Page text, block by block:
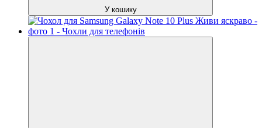
У кошику